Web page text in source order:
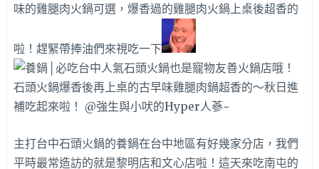
味的雞腿肉火鍋可選，爆香過的雞腿肉火鍋上桌後超香的
啦！趕緊帶捧油們來視吃一下
主打台中石頭火鍋的養鍋在台中地區有好幾家分店，我們
平時最常造訪的就是黎明店和文心店啦！這天來吃南屯的